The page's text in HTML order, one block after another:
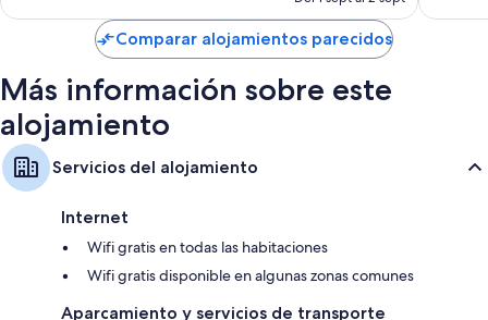
Colchones viscoelásticos, edredones de plumas y camas supletorias
Baños con duchas con efecto de lluvia y artículos de higiene
personal gratuitos
Televisiones de pantalla plana con Netflix, servicios de streaming y
canales digitales
Armarios o roperos, balcones y frigoríficos
de
166 €
Comparar alojamientos parecidos
Más información sobre este
alojamiento
Servicios del alojamiento
Internet
Wifi gratis en todas las habitaciones
Wifi gratis disponible en algunas zonas comunes
Aparcamiento y servicios de transporte